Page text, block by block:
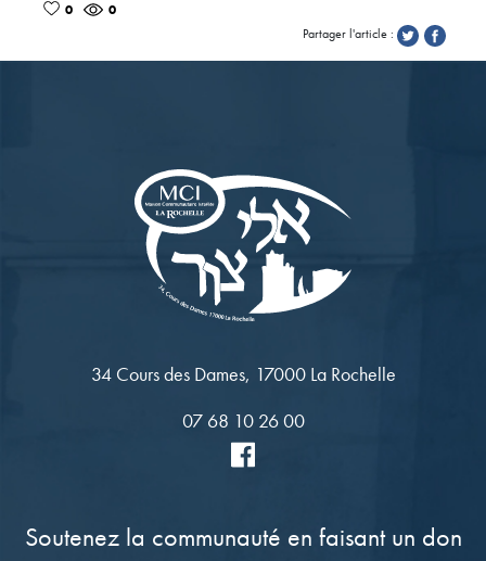
0
0
Partager l'article :
34 Cours des Dames, 17000 La Rochelle
07 68 10 26 00
Soutenez la communauté en faisant un don